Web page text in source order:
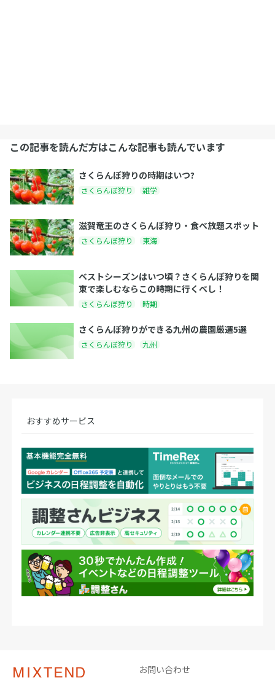
この記事を読んだ方はこんな記事も読んでいます
さくらんぼ狩りの時期はいつ?
さくらんぼ狩り 雑学
滋賀竜王のさくらんぼ狩り・食べ放題スポット
さくらんぼ狩り 東海
ベストシーズンはいつ頃？さくらんぼ狩りを関
東で楽しむならこの時期に行くべし！
さくらんぼ狩り 時期
さくらんぼ狩りができる九州の農園厳選5選
さくらんぼ狩り 九州
おすすめサービス
お問い合わせ